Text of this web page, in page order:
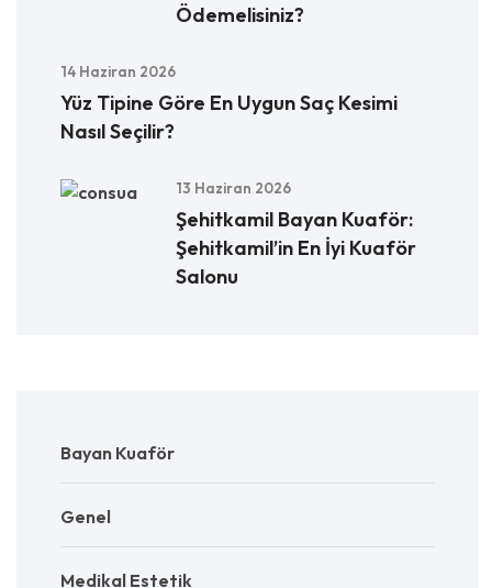
Ödemelisiniz?
14 Haziran 2026
Yüz Tipine Göre En Uygun Saç Kesimi
Nasıl Seçilir?
13 Haziran 2026
Şehitkamil Bayan Kuaför:
Şehitkamil’in En İyi Kuaför
Salonu
Bayan Kuaför
Genel
Medikal Estetik